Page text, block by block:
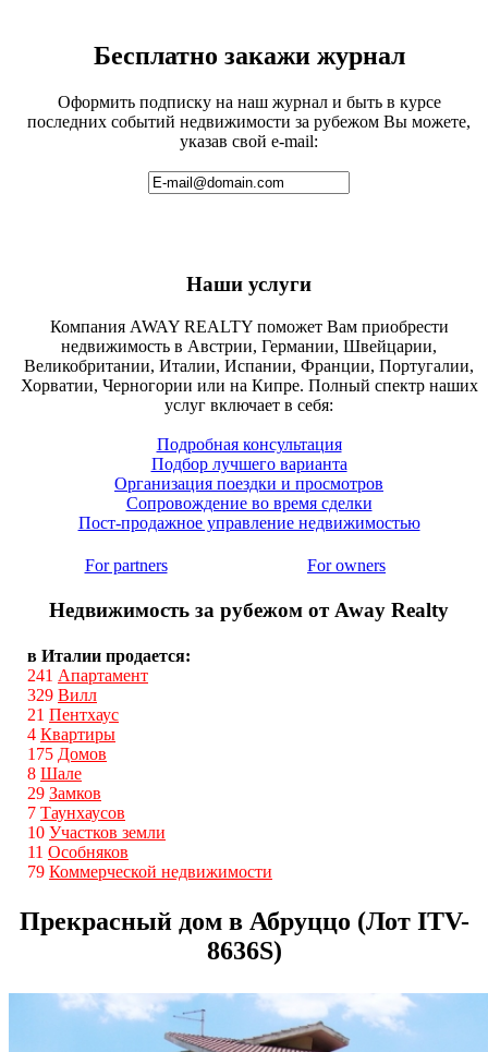
Бесплатно закажи журнал
Оформить подписку на наш журнал и быть в курсе
последних событий недвижимости за рубежом Вы можете,
указав свой e-mail:
Наши услуги
Компания AWAY REALTY поможет Вам приобрести
недвижимость в Австрии, Германии, Швейцарии,
Великобритании, Италии, Испании, Франции, Португалии,
Хорватии, Черногории или на Кипре. Полный спектр наших
услуг включает в себя:
Подробная консультация
Подбор лучшего варианта
Организация поездки и просмотров
Сопровождение во время сделки
Пост-продажное управление недвижимостью
For partners For owners
Недвижимость за рубежом от Away Realty
в Италии продается:
241 Апартамент
329 Вилл
21 Пентхаус
4 Квартиры
175 Домов
8 Шале
29 Замков
7 Таунхаусов
10 Участков земли
11 Особняков
79 Коммерческой недвижимости
Прекрасный дом в Абруццо (Лот ITV-
8636S)